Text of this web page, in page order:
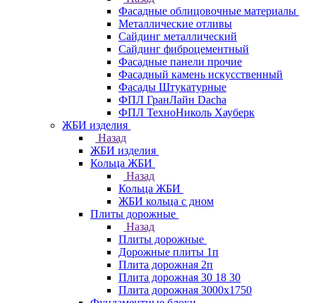
Фасадные облицовочные материалы
Металлические отливы
Сайдинг металлический
Сайдинг фиброцементный
Фасадные панели прочие
Фасадный камень искусственный
Фасады Штукатурные
ФПЛ ГранЛайн Dacha
ФПЛ ТехноНиколь Хауберк
ЖБИ изделия
Назад
ЖБИ изделия
Кольца ЖБИ
Назад
Кольца ЖБИ
ЖБИ кольца с дном
Плиты дорожные
Назад
Плиты дорожные
Дорожные плиты 1п
Плита дорожная 2п
Плита дорожная 30 18 30
Плита дорожная 3000х1750